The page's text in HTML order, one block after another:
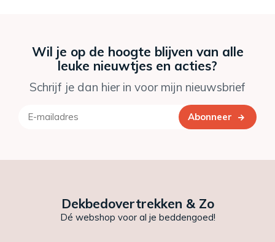
Wil je op de hoogte blijven van alle
leuke nieuwtjes en acties?
Schrijf je dan hier in voor mijn nieuwsbrief
Abonneer
Dekbedovertrekken & Zo
Dé webshop voor al je beddengoed!